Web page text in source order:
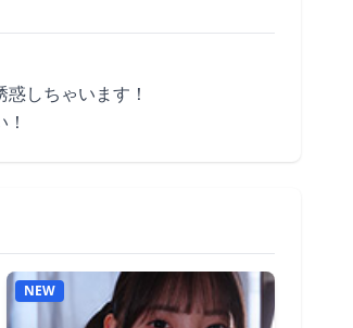
しちゃいます！
NEW